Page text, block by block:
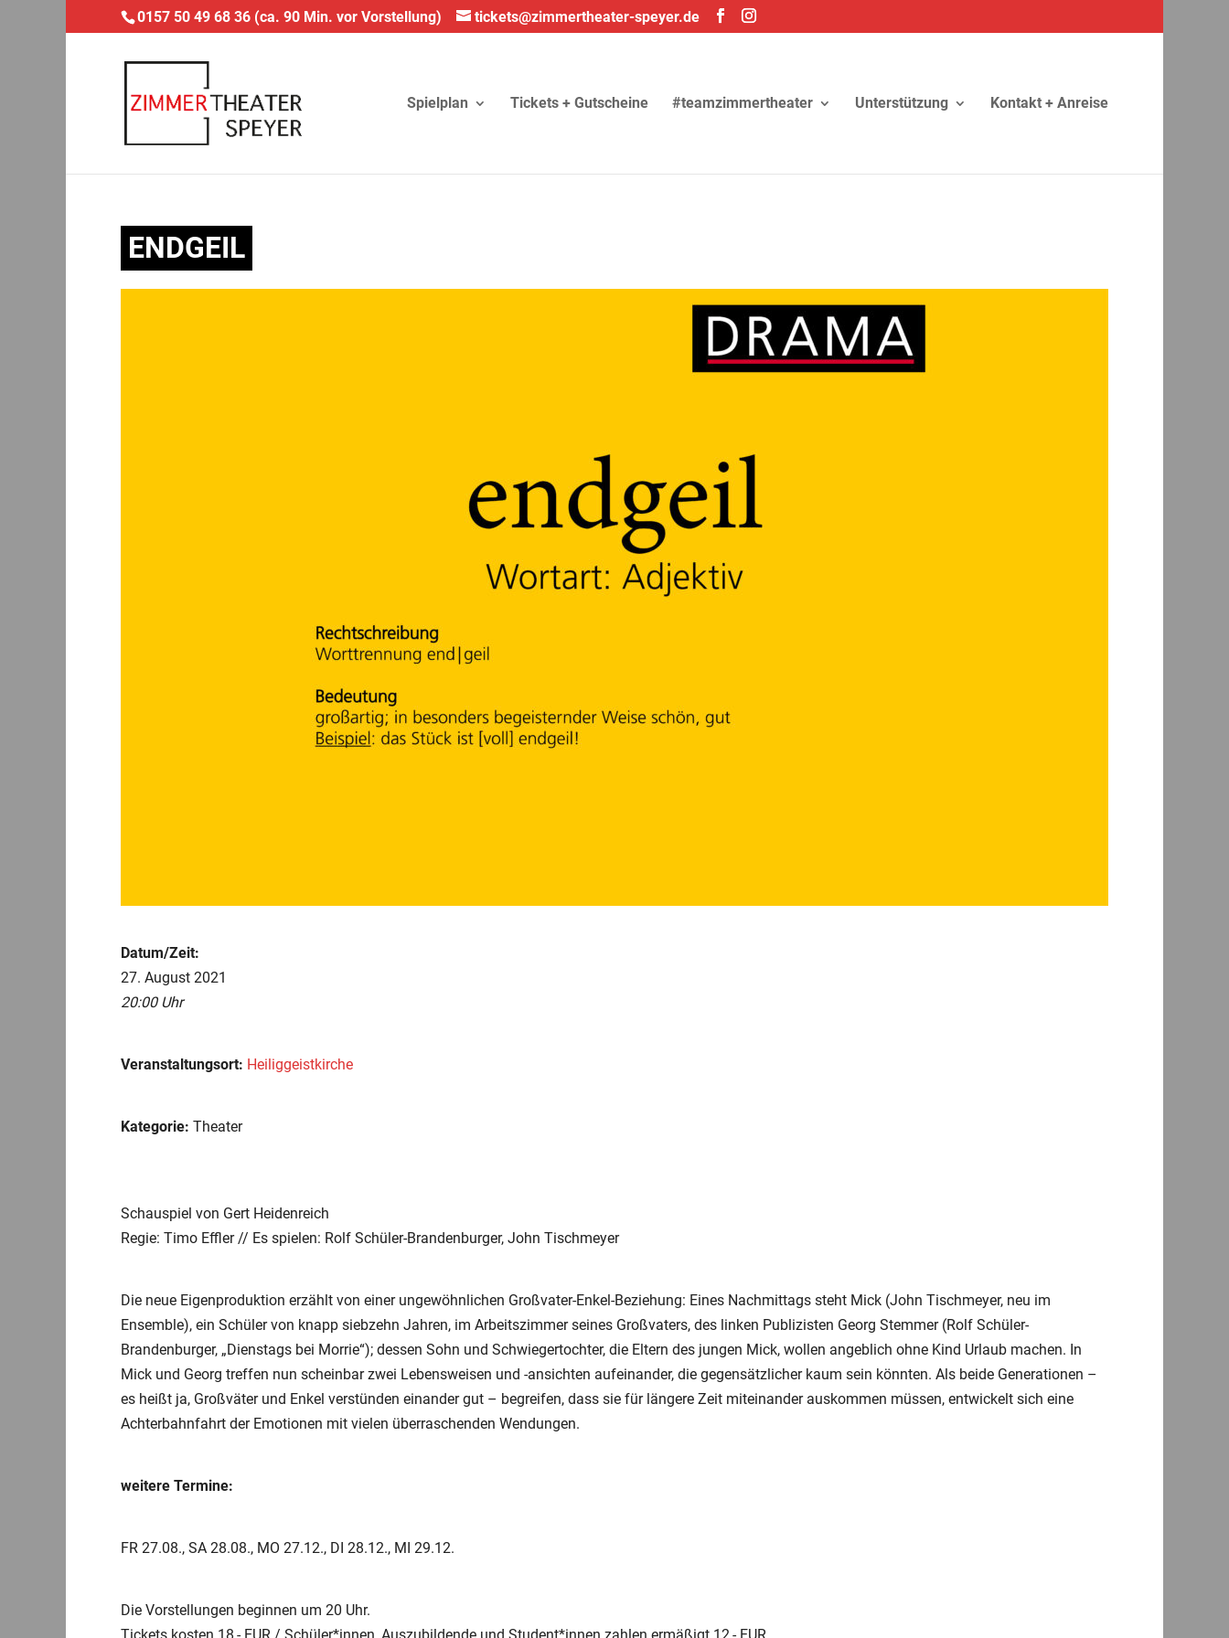
0157 50 49 68 36 (ca. 90 Min. vor Vorstellung) tickets@zimmertheater-speyer.de
Spielplan Tickets + Gutscheine #teamzimmertheater Unterstützung Kontakt + Anreise
ENDGEIL
Datum/Zeit:
27. August 2021
20:00 Uhr
Veranstaltungsort: Heiliggeistkirche
Kategorie: Theater
Schauspiel von Gert Heidenreich
Regie: Timo Effler // Es spielen: Rolf Schüler-Brandenburger, John Tischmeyer
Die neue Eigenproduktion erzählt von einer ungewöhnlichen Großvater-Enkel-Beziehung: Eines Nachmittags steht Mick (John Tischmeyer, neu im
Ensemble), ein Schüler von knapp siebzehn Jahren, im Arbeitszimmer seines Großvaters, des linken Publizisten Georg Stemmer (Rolf Schüler-
Brandenburger, „Dienstags bei Morrie“); dessen Sohn und Schwiegertochter, die Eltern des jungen Mick, wollen angeblich ohne Kind Urlaub machen. In
Mick und Georg treffen nun scheinbar zwei Lebensweisen und -ansichten aufeinander, die gegensätzlicher kaum sein könnten. Als beide Generationen –
es heißt ja, Großväter und Enkel verstünden einander gut – begreifen, dass sie für längere Zeit miteinander auskommen müssen, entwickelt sich eine
Achterbahnfahrt der Emotionen mit vielen überraschenden Wendungen.
weitere Termine:
FR 27.08., SA 28.08., MO 27.12., DI 28.12., MI 29.12.
Die Vorstellungen beginnen um 20 Uhr.